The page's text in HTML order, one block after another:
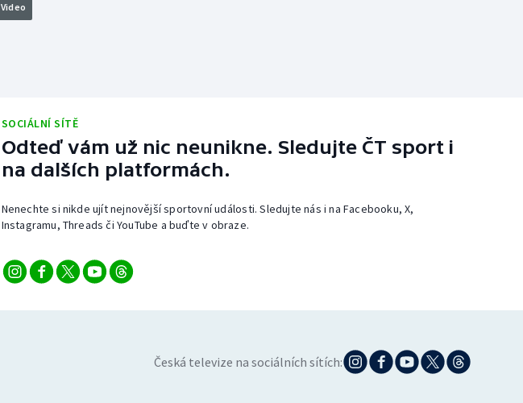
Video
SOCIÁLNÍ SÍTĚ
Odteď vám už nic neunikne. Sledujte ČT sport i
na dalších platformách.
Nenechte si nikde ujít nejnovější sportovní události. Sledujte nás i na Facebooku, X,
Instagramu, Threads či YouTube a buďte v obraze.
Česká televize na sociálních sítích: